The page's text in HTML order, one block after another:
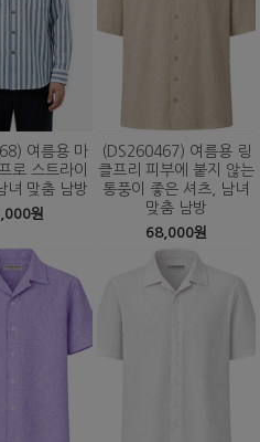
여름용 마
로 스트라이
녀 맞춤 남방
원
(DS260467) 여름용 링
클프리 피부에 붙지 않는
통풍이 좋은 셔츠, 남녀
맞춤 남방
68,000원